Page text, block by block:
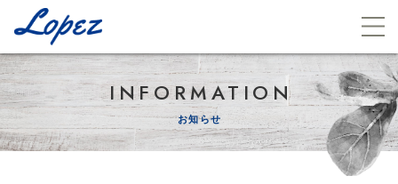
INFORMATION
お知らせ